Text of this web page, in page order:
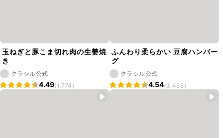
玉ねぎと豚こま切れ肉の生姜焼
き
クラシル公式
4.49(1,774)
ふんわり柔らかい 豆腐ハンバー
グ
クラシル公式
4.54(3,438)